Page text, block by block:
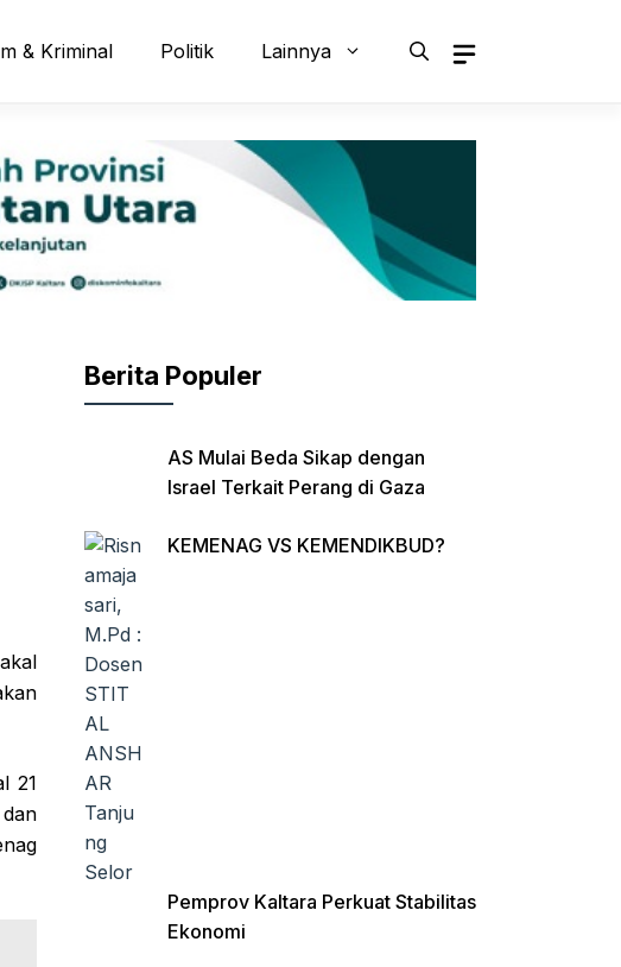
& Kriminal Politik Lainnya
21
Berita Populer
AS Mulai Beda Sikap dengan
Israel Terkait Perang di Gaza
KEMENAG VS KEMENDIKBUD?
Pemprov Kaltara Perkuat Stabilitas
Ekonomi